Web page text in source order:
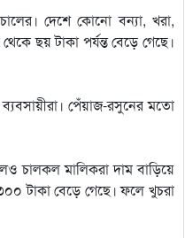
দেশে কোনো বন্যা, খরা,
ছয় টাকা পর্যন্ত বেড়ে গেছে।
ব্যবসায়ীরা। পেঁয়াজ-রসুনের মতো
চালকল মালিকরা দাম বাড়িয়ে
টাকা বেড়ে গেছে। ফলে খুচরা